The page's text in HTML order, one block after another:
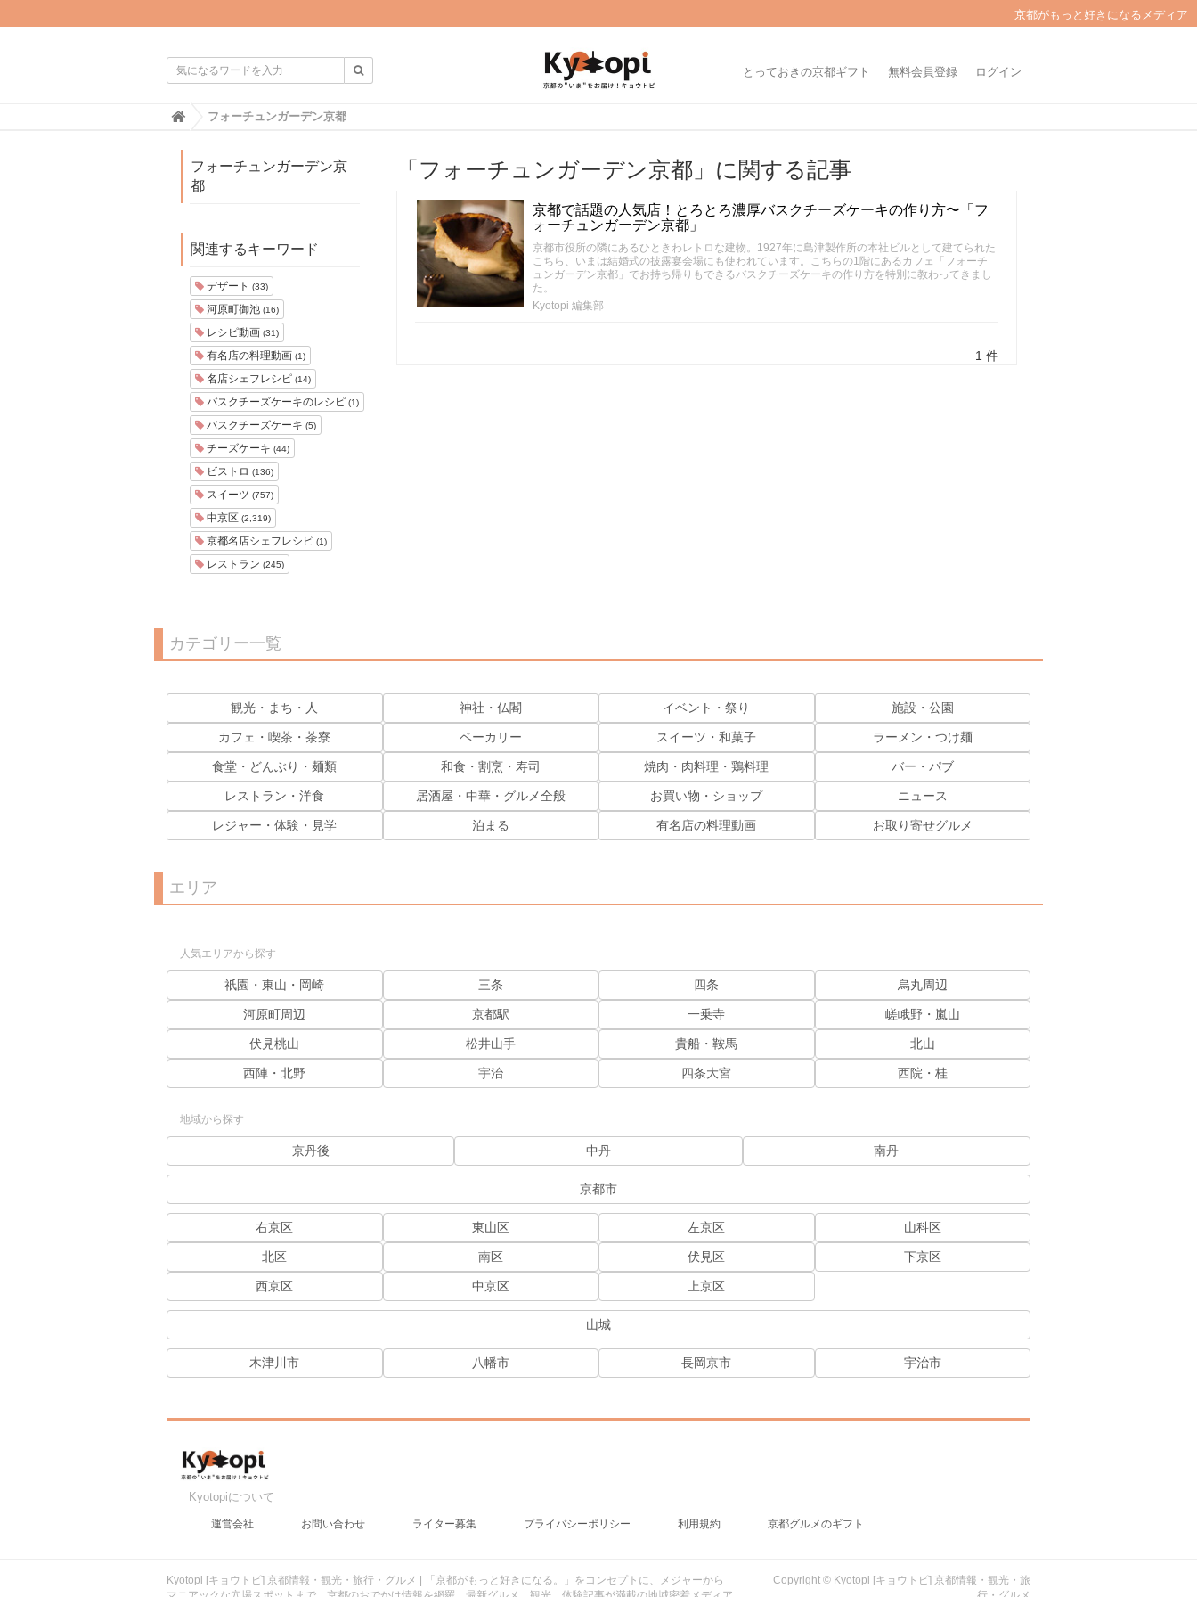
京都がもっと好きになるメディア
とっておきの京都ギフト 無料会員登録 ログイン
H
フォーチュンガーデン京都
フォーチュンガーデン京
都
関連するキーワード
デザート (33)
河原町御池 (16)
レシピ動画 (31)
有名店の料理動画 (1)
名店シェフレシピ (14)
バスクチーズケーキのレシピ (1)
バスクチーズケーキ (5)
チーズケーキ (44)
ビストロ (136)
スイーツ (757)
中京区 (2,319)
京都名店シェフレシピ (1)
レストラン (245)
「フォーチュンガーデン京都」に関する記事
京都で話題の人気店！とろとろ濃厚バスクチーズケーキの作り方〜「フ
ォーチュンガーデン京都」
京都市役所の隣にあるひときわレトロな建物。1927年に島津製作所の本社ビルとして建てられた
こちら、いまは結婚式の披露宴会場にも使われています。こちらの1階にあるカフェ「フォーチ
ュンガーデン京都」でお持ち帰りもできるバスクチーズケーキの作り方を特別に教わってきまし
た。
Kyotopi 編集部
1 件
カテゴリー一覧
観光・まち・人 神社・仏閣 イベント・祭り 施設・公園
カフェ・喫茶・茶寮 ベーカリー スイーツ・和菓子 ラーメン・つけ麺
食堂・どんぶり・麺類 和食・割烹・寿司 焼肉・肉料理・鶏料理 バー・パブ
レストラン・洋食 居酒屋・中華・グルメ全般 お買い物・ショップ ニュース
レジャー・体験・見学 泊まる 有名店の料理動画 お取り寄せグルメ
エリア
人気エリアから探す
祇園・東山・岡崎 三条 四条 烏丸周辺
河原町周辺 京都駅 一乗寺 嵯峨野・嵐山
伏見桃山 松井山手 貴船・鞍馬 北山
西陣・北野 宇治 四条大宮 西院・桂
地域から探す
京丹後 中丹 南丹
京都市
右京区 東山区 左京区 山科区
北区 南区 伏見区 下京区
西京区 中京区 上京区
山城
木津川市 八幡市 長岡京市 宇治市
Kyotopiについて
運営会社 お問い合わせ ライター募集 プライバシーポリシー 利用規約 京都グルメのギフト
Kyotopi [キョウトピ] 京都情報・観光・旅行・グルメ | 「京都がもっと好きになる。」をコンセプトに、メジャーから
Copyright © Kyotopi [キョウトピ] 京都情報・観光・旅